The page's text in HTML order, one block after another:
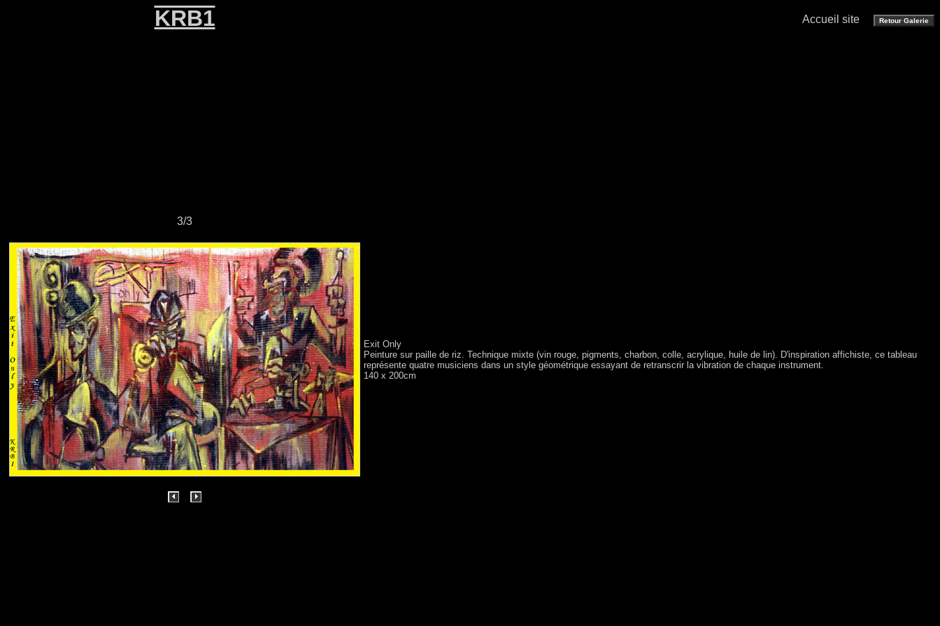
KRB1 Accueil site
3/3
Exit Only
Peinture sur paille de riz. Technique mixte (vin rouge, pigments, charbon, colle, acrylique, huile de lin). D'inspiration affichiste, ce tableau
représente quatre musiciens dans un style géométrique essayant de retranscrir la vibration de chaque instrument.
140 x 200cm